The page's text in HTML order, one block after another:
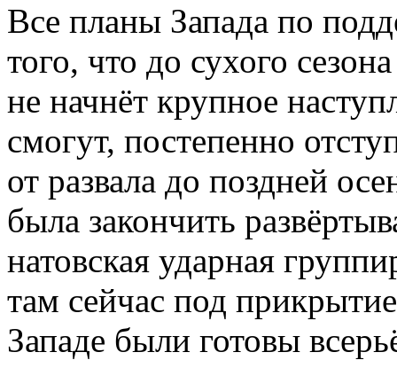
Все планы Запада по
того, что до сухого
не начнёт крупное
смогут, постепенно
от развала до поздней
была закончить
натовская ударная
там сейчас под
Западе были готовы